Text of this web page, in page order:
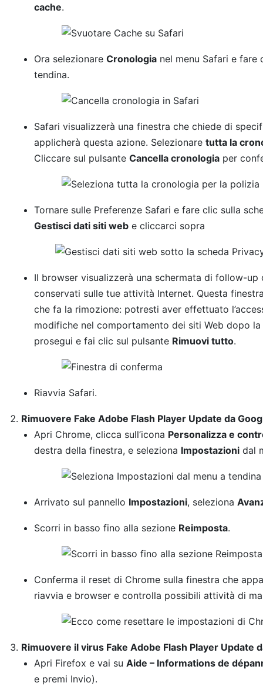
cache.
Ora selezionare Cronologianel menu Safari e fare
tendina.
Safari visualizzerà una finestra che chiede di
applicherà questa azione. Selezionare tutta la
Cliccare sul pulsante Cancella cronologiaper
Tornare sulle Preferenze Safari e fare clic sulla
Gestisci dati siti webe cliccarci sopra
Il browser visualizzerà una schermata di follow-
conservati sulle tue attività Internet. Questa
che fa la rimozione: potresti aver effettuato
modifiche nel comportamento dei siti Web dopo
prosegui e fai clic sul pulsante Rimuovi tutto.
Riavvia Safari.
Rimuovere Fake Adobe Flash Player Update da
Apri Chrome, clicca sull’icona Personalizza e
destra della finestra, e seleziona Impostazionidal
Arrivato sul pannello Impostazioni, seleziona
Scorri in basso fino alla sezione Reimposta.
Conferma il reset di Chrome sulla finestra che
riavvia e browser e controlla possibili attività di
Rimuovere il virus Fake Adobe Flash Player Update
Apri Firefox e vai su Aide – Informations de
e premi Invio).